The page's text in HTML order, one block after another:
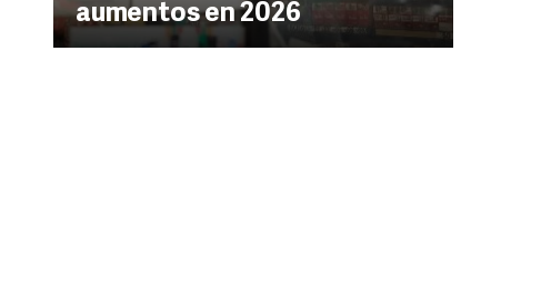
aumentos en 2026